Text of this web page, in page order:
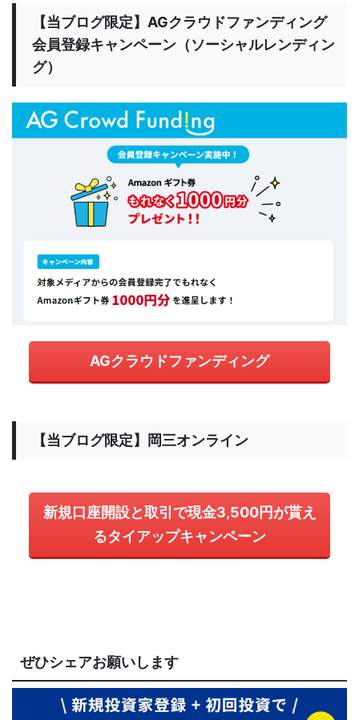
【当ブログ限定】AGクラウドファンディング
会員登録キャンペーン（ソーシャルレンディン
グ）
AGクラウドファンディング
【当ブログ限定】岡三オンライン
新規口座開設と取引で現金3,500円が貰え
るタイアップキャンペーン
ぜひシェアお願いします